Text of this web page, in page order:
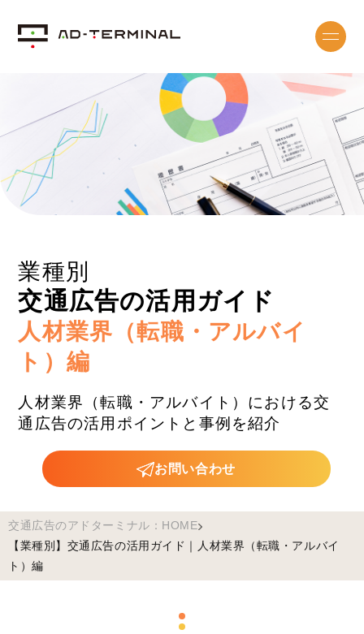
業種別
交通広告の活用ガイド
人材業界（転職・アルバイ
ト）編
人材業界（転職・アルバイト）における交
通広告の活用ポイントと事例を紹介
お問い合わせ
交通広告のアドターミナル：HOME
【業種別】交通広告の活用ガイド｜人材業界（転職・アルバイ
ト）編